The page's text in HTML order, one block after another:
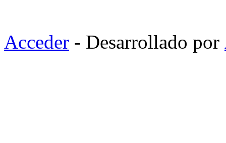
Acceder - Desarrollado por